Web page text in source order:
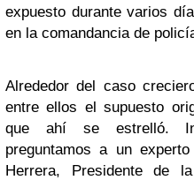
expuesto durante varios
en la comandancia de
Alrededor del caso
entre ellos el supuesto
que ahí se estrelló.
preguntamos a un
Herrera, Presidente de